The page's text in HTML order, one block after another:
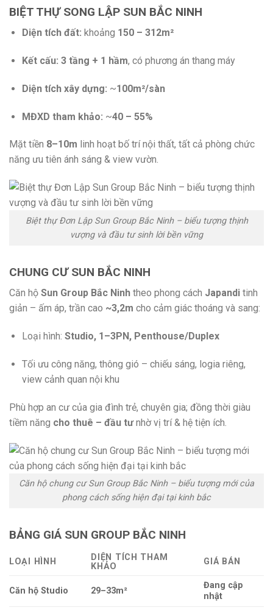
BIỆT THỰ SONG LẬP SUN BẮC NINH
Diện tích đất: khoảng 150 – 312m²
Kết cấu: 3 tầng + 1 hầm, có phương án thang máy
Diện tích xây dựng: ~100m²/sàn
MĐXD tham khảo: ~40 – 55%
Mặt tiền 8–10m linh hoạt bố trí nội thất, tất cả phòng chức
năng ưu tiên ánh sáng & view vườn.
Biệt thự Đơn Lập Sun Group Bắc Ninh – biểu tượng thịnh
vượng và đầu tư sinh lời bền vững
CHUNG CƯ SUN BẮC NINH
Căn hộ Sun Group Bắc Ninh theo phong cách Japandi tinh
giản – ấm áp, trần cao ~3,2m cho cảm giác thoáng và sang:
Loại hình: Studio, 1–3PN, Penthouse/Duplex
Tối ưu công năng, thông gió – chiếu sáng, logia riêng,
view cảnh quan nội khu
Phù hợp an cư của gia đình trẻ, chuyên gia; đồng thời giàu
tiềm năng cho thuê – đầu tưnhờ vị trí & hệ tiện ích.
Căn hộ chung cư Sun Group Bắc Ninh – biểu tượng mới của
phong cách sống hiện đại tại kinh bắc
BẢNG GIÁ SUN GROUP BẮC NINH
LOẠI HÌNH
DIỆN TÍCH THAM
KHẢO
GIÁ BÁN
Căn hộ Studio 29–33m²
Đang cập
nhật